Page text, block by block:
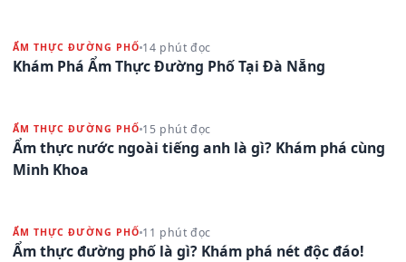
ẨM THỰC ĐƯỜNG PHỐ 14 phút đọc
Khám Phá Ẩm Thực Đường Phố Tại Đà Nẵng
ẨM THỰC ĐƯỜNG PHỐ 15 phút đọc
Ẩm thực nước ngoài tiếng anh là gì? Khám phá cùng
Minh Khoa
ẨM THỰC ĐƯỜNG PHỐ 11 phút đọc
Ẩm thực đường phố là gì? Khám phá nét độc đáo!